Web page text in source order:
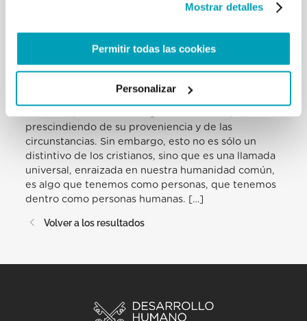
Mostrar detalles
Permitir todas las cookies
Personalizar
conducido a ver el compromiso de la Iglesia
y a las comunidades y en proteger la inalienable
dignidad y los derechos de cada miembro de la
familia humana. Nosotros, los cristianos, creemos
que Jesús nos llama a servir a nuestros hermanos y
prescindiendo de su proveniencia y de las
circunstancias. Sin embargo, esto no es sólo un
distintivo de los cristianos, sino que es una llamada
universal, enraizada en nuestra humanidad común,
es algo que tenemos como personas, que tenemos
dentro como personas humanas. […]
Volver a los resultados